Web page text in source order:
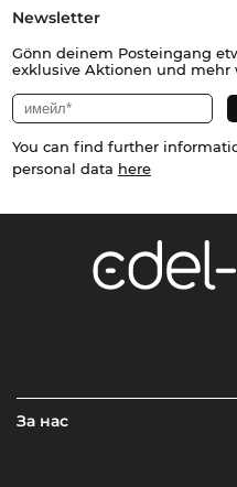
Newsletter
Gönn deinem Posteingang
exklusive Aktionen und mehr
You can find further
personal data here
За нас